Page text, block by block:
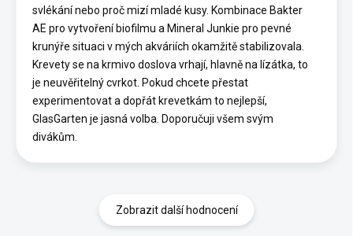
svlékání nebo proč mizí mladé kusy. Kombinace Bakter
AE pro vytvoření biofilmu a Mineral Junkie pro pevné
krunýře situaci v mých akváriích okamžitě stabilizovala.
Krevety se na krmivo doslova vrhají, hlavně na lízátka, to
je neuvěřitelný cvrkot. Pokud chcete přestat
experimentovat a dopřát krevetkám to nejlepší,
GlasGarten je jasná volba. Doporučuji všem svým
divákům.
Zobrazit další hodnocení